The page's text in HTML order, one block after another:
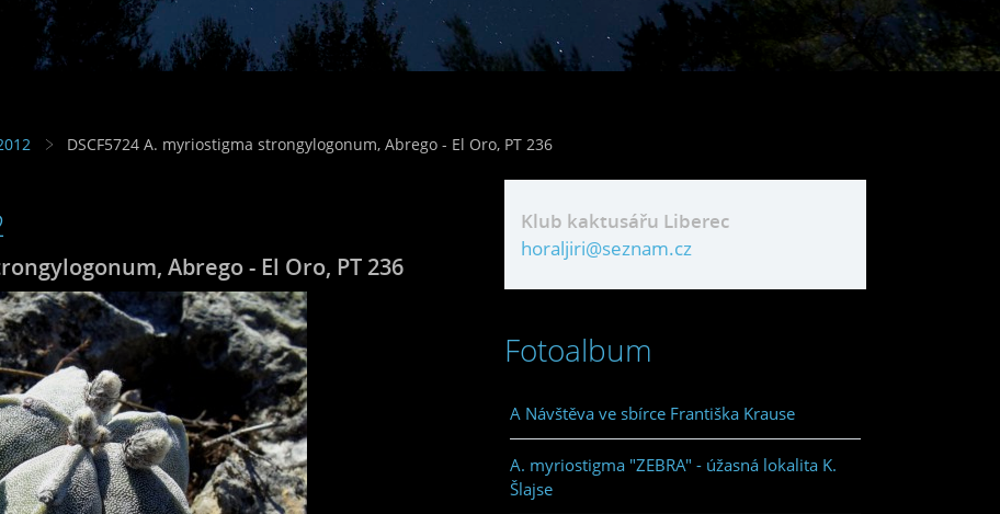
DSCF5724 A. myriostigma strongylogonum, Abrego - El Oro, PT 236
Abrego - El Oro, PT 236
Klub kaktusářu Liberec
horaljiri@seznam.cz
Fotoalbum
A Návštěva ve sbírce Františka Krause
A. myriostigma "ZEBRA" - úžasná lokalita K.
Šlajse